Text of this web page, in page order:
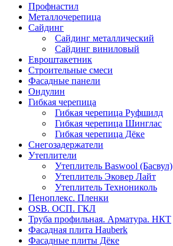
Профнастил
Металлочерепица
Сайдинг
Сайдинг металлический
Сайдинг виниловый
Евроштакетник
Строительные смеси
Фасадные панели
Ондулин
Гибкая черепица
Гибкая черепица Руфшилд
Гибкая черепица Шинглас
Гибкая черепица Дёке
Снегозадержатели
Утеплители
Утеплитель Baswool (Басвул)
Утеплитель Эковер Лайт
Утеплитель Технониколь
Пеноплекс. Пленки
OSB. ОСП. ГКЛ
Труба профильная. Арматура. НКТ
Фасадная плита Hauberk
Фасадные плиты Дёке